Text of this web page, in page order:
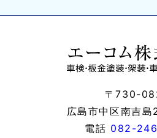
〒730-
広島市中区南吉
電話 082-